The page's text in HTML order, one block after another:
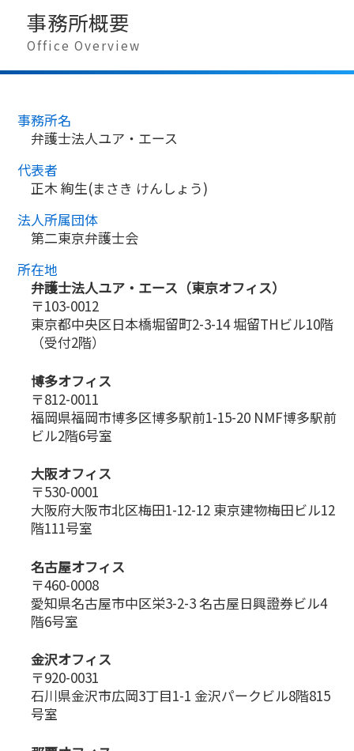
事務所概要
Office Overview
事務所名
弁護士法人ユア・エース
代表者
正木 絢生(まさき けんしょう)
法人所属団体
第二東京弁護士会
所在地
弁護士法人ユア・エース（東京オフィス）
〒103-0012
東京都中央区日本橋堀留町2-3-14 堀留THビル10階
（受付2階）
博多オフィス
〒812-0011
福岡県福岡市博多区博多駅前1-15-20 NMF博多駅前
ビル2階6号室
大阪オフィス
〒530-0001
大阪府大阪市北区梅田1-12-12 東京建物梅田ビル12
階111号室
名古屋オフィス
〒460-0008
愛知県名古屋市中区栄3-2-3 名古屋日興證券ビル4
階6号室
金沢オフィス
〒920-0031
石川県金沢市広岡3丁目1-1 金沢パークビル8階815
号室